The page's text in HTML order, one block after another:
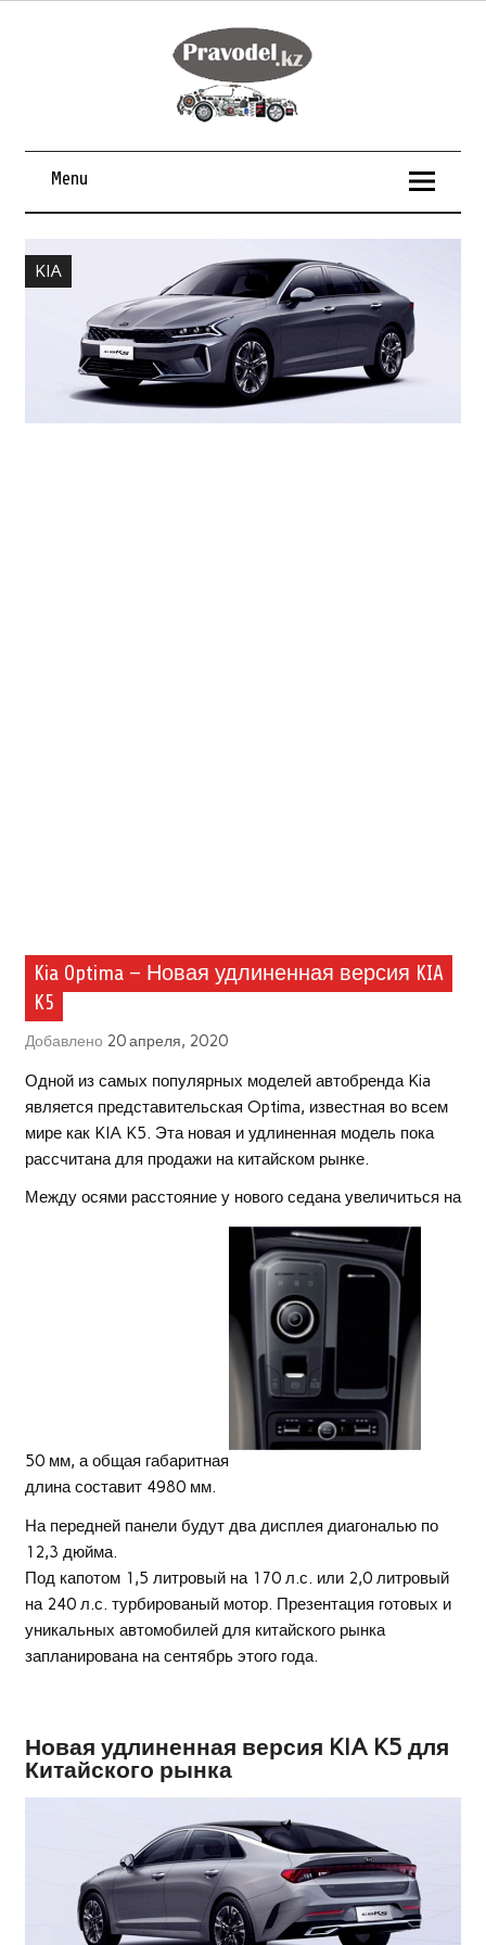
Menu
KIA
Kia Optima — Новая удлиненная версия KIA
K5
Добавлено 20 апреля, 2020
Одной из самых популярных моделей автобренда Kia
является представительская Optima, известная во всем
мире как KIA K5. Эта новая и удлиненная модель пока
рассчитана для продажи на китайском рынке.
Между осями расстояние у нового седана увеличиться на
50 мм, а общая габаритная
длина составит 4980 мм.
На передней панели будут два дисплея диагональю по
12,3 дюйма.
Под капотом 1,5 литровый на 170 л.с. или 2,0 литровый
на 240 л.с. турбированый мотор. Презентация готовых и
уникальных автомобилей для китайского рынка
запланирована на сентябрь этого года.
Новая удлиненная версия KIA K5 для
Китайского рынка